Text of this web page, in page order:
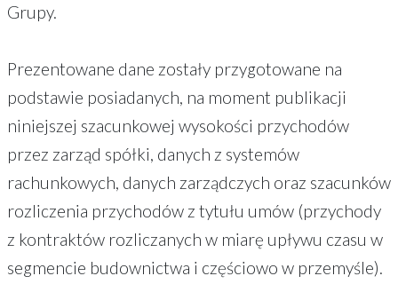
Grupy.
Prezentowane dane zostały przygotowane na
podstawie posiadanych, na moment publikacji
niniejszej szacunkowej wysokości przychodów
przez zarząd spółki, danych z systemów
rachunkowych, danych zarządczych oraz szacunków
rozliczenia przychodów z tytułu umów (przychody
z kontraktów rozliczanych w miarę upływu czasu w
segmencie budownictwa i częściowo w przemyśle).